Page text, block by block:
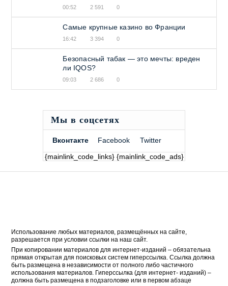
00:52 2 591 0
Самые крупные казино во Франции
16:42 3 394 0
Безопасный табак — это мечты: вреден
ли IQOS?
09:03 2 686 0
Мы в соцсетях
Вконтакте Facebook
Twitter
{mainlink_code_links} {mainlink_code_ads}
Использование любых материалов, размещённых на сайте,
разрешается при условии ссылки на наш сайт.
При копировании материалов для интернет-изданий – обязательна
прямая открытая для поисковых систем гиперссылка. Ссылка должна
быть размещена в независимости от полного либо частичного
использования материалов. Гиперссылка (для интернет- изданий) –
должна быть размещена в подзаголовке или в первом абзаце